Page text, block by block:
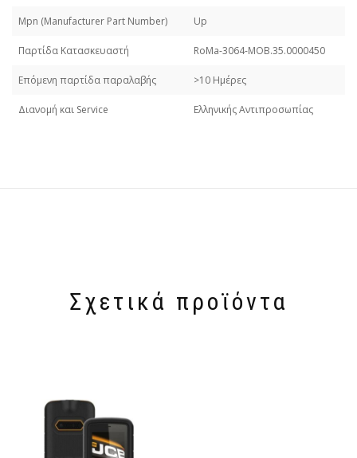
Mpn (Manufacturer Part Number) Up
Παρτίδα Κατασκευαστή RoMa-3064-MOB.35.0000450
Επόμενη παρτίδα παραλαβής >10 Ημέρες
Διανομή και Service Ελληνικής Αντιπροσωπίας
Σχετικά προϊόντα